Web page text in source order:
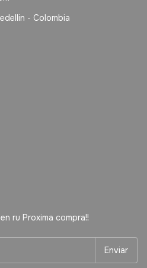
- Colombia
ru Proxima compra!!